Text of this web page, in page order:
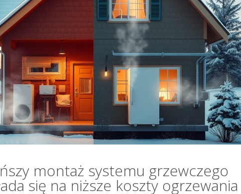
montaż systemu grzewczego
się na niższe koszty ogrzewania